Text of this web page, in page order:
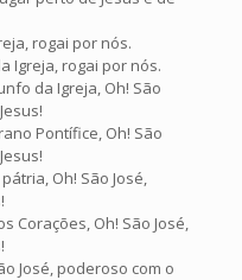
rogai por nós.
Igreja, rogai por nós.
da Igreja, Oh! São
Pontífice, Oh! São
Oh! São José,
Corações, Oh! São José,
José, poderoso com o